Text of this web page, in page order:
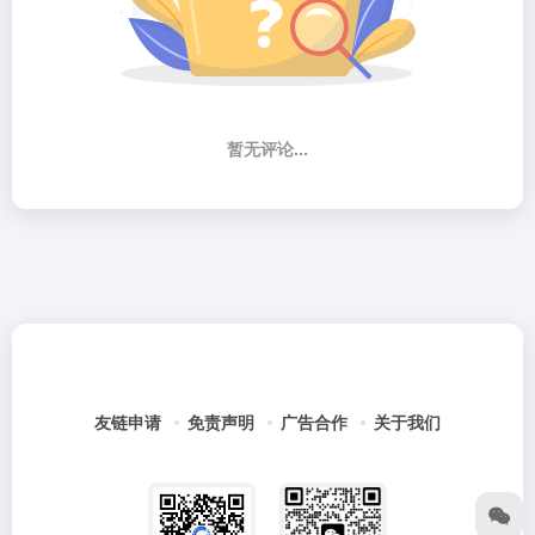
暂无评论...
友链申请 免责声明 广告合作 关于我们